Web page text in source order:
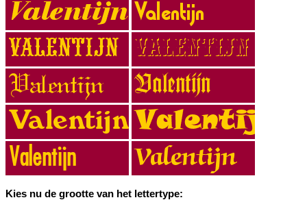
Kies nu de grootte van het lettertype: